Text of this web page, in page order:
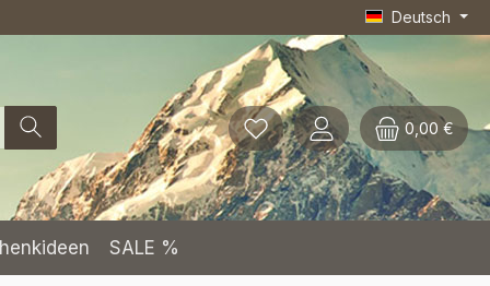
Deutsch
0,00 €
SALE %